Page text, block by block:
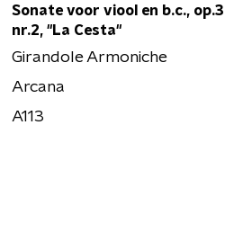
Sonate voor viool en b.c., op.3
nr.2, "La Cesta"
Girandole Armoniche
Arcana
A113